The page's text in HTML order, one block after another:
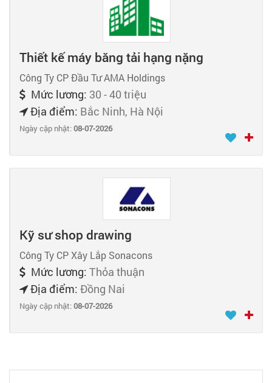
Thiết kế máy băng tải hạng nặng
Công Ty CP Đầu Tư AMA Holdings
Mức lương: 30 - 40 triệu
Địa điểm: Bắc Ninh, Hà Nội
Ngày cập nhật:08-07-2026
Kỹ sư shop drawing
Công Ty CP Xây Lắp Sonacons
Mức lương: Thỏa thuận
Địa điểm: Đồng Nai
Ngày cập nhật:08-07-2026